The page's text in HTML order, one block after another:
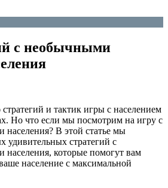
с необычными
и тактик игры с населением
Но что если мы посмотрим на игру с
В этой статье мы
удивительных стратегий с
которые помогут вам
население с максимальной